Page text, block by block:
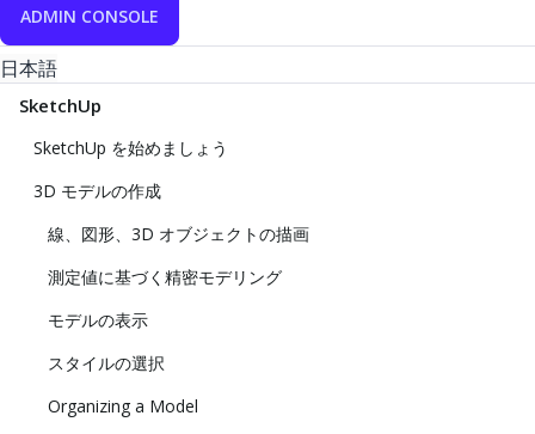
ADMIN CONSOLE
日本語
SketchUp
SketchUp を始めましょう
3D モデルの作成
線、図形、3D オブジェクトの描画
測定値に基づく精密モデリング
モデルの表示
スタイルの選択
Organizing a Model